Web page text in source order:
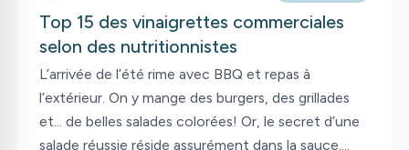
Top 15 des vinaigrettes commerciales
selon des nutritionnistes
L’arrivée de l’été rime avec BBQ et repas à
l’extérieur. On y mange des burgers, des grillades
et… de belles salades colorées! Or, le secret d’une
salade réussie réside assurément dans la sauce.